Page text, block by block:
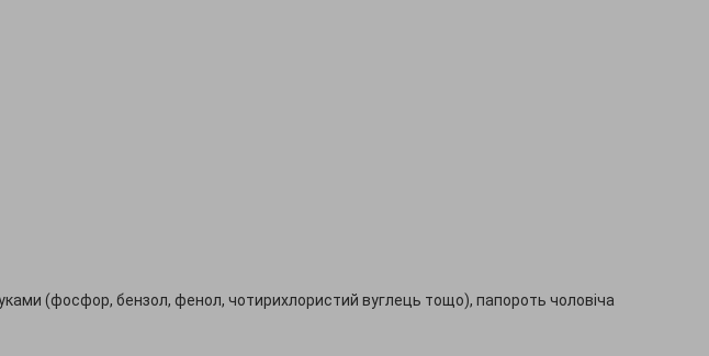
(фосфор, бензол, фенол, чотирихлористий вуглець тощо), папороть чоловіча